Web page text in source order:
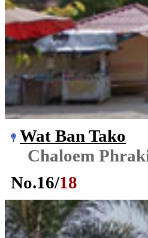
Wat Ban Tako
Chaloem
No.16/18